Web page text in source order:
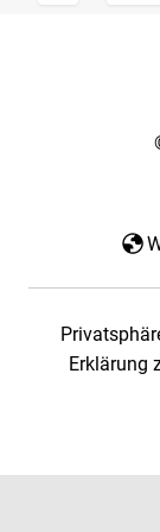
Erklärung